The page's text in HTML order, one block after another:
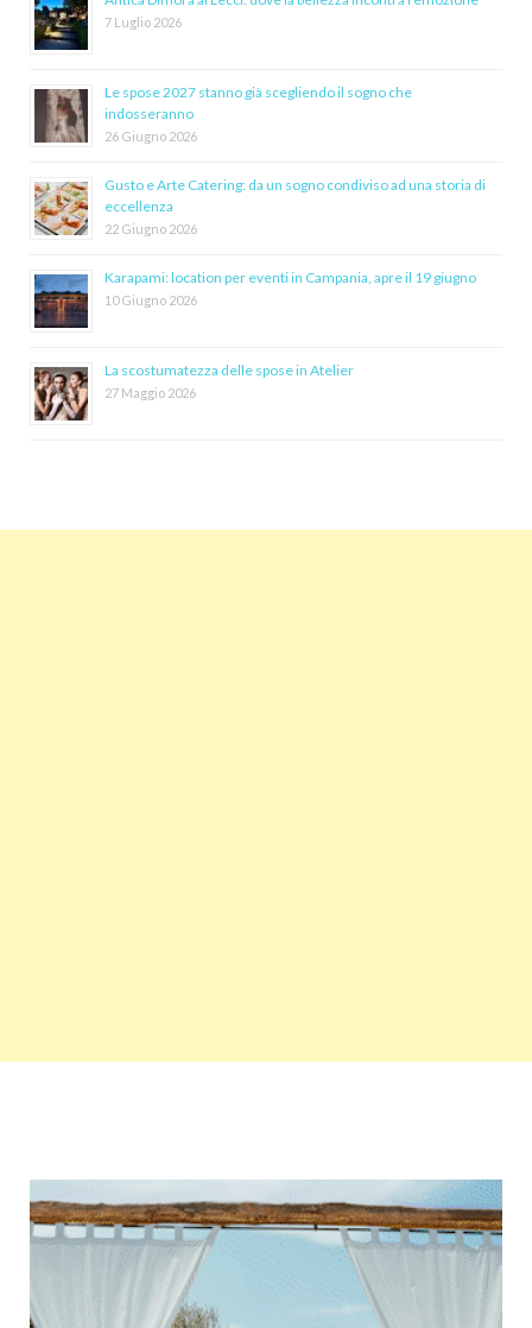
7 Luglio 2026
Le spose 2027 stanno già scegliendo il sogno che
indosseranno
26 Giugno 2026
Gusto e Arte Catering: da un sogno condiviso ad una storia di
eccellenza
22 Giugno 2026
Karapami: location per eventi in Campania, apre il 19 giugno
10 Giugno 2026
La scostumatezza delle spose in Atelier
27 Maggio 2026